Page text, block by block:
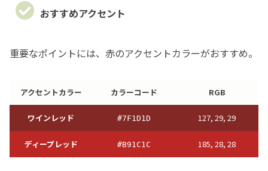
おすすめアクセント
重要なポイントには、赤のアクセントカラーがおすすめ。
アクセントカラー カラーコード RGB
ワインレッ ド #7F1D1D 127, 29, 29
ディープレッ ド #B91C1C 185, 28, 28